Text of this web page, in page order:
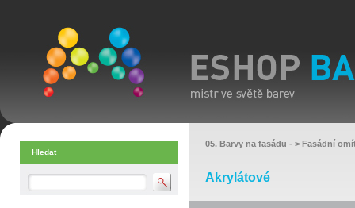
Hledat
05. Barvy na fasádu - > Fasádní
Akrylátové